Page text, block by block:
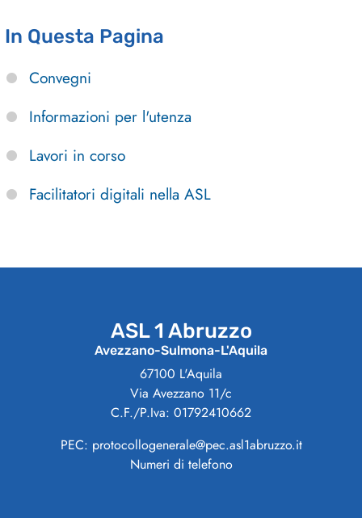
In Questa Pagina
Convegni
Informazioni per l'utenza
Lavori in corso
Facilitatori digitali nella ASL
ASL 1 Abruzzo
Avezzano-Sulmona-L'Aquila
67100 L'Aquila
Via Avezzano 11/c
C.F./P.Iva: 01792410662
PEC: protocollogenerale@pec.asl1abruzzo.it
Numeri di telefono